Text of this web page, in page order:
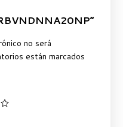
no será
están marcados